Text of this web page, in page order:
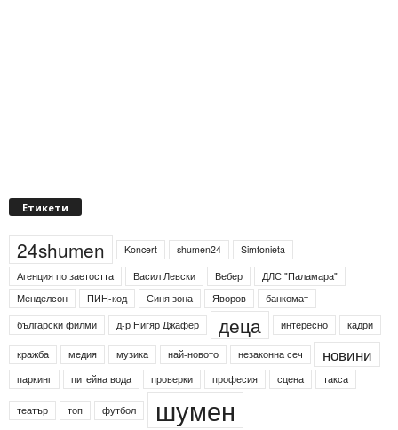
Етикети
24shumen Koncert shumen24
Simfonieta
Агенция по заетостта
Васил Левски Вебер
ДЛС "Паламара"
Менделсон
ПИН-код Синя зона Яворов
банкомат
български филми
д-р Нигяр Джафер деца интересно кадри
кражба медия музика най-новото незаконна сеч новини
паркинг питейна вода проверки професия сцена такса
театър топ футбол шумен